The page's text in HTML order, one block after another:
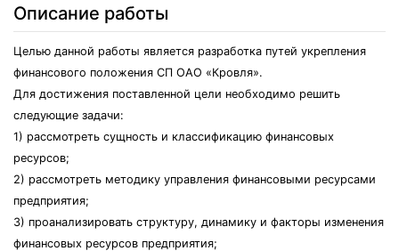
Описание работы
Целью данной работы является разработка путей укрепления
финансового положения СП ОАО «Кровля».
Для достижения поставленной цели необходимо решить
следующие задачи:
1) рассмотреть сущность и классификацию финансовых
ресурсов;
2) рассмотреть методику управления финансовыми ресурсами
предприятия;
3) проанализировать структуру, динамику и факторы изменения
финансовых ресурсов предприятия;